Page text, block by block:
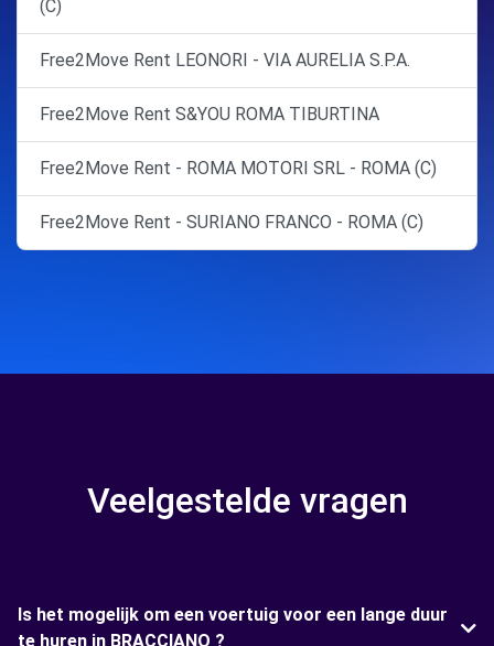
(C)
Free2Move Rent LEONORI - VIA AURELIA S.P.A.
Free2Move Rent S&YOU ROMA TIBURTINA
Free2Move Rent - ROMA MOTORI SRL - ROMA (C)
Free2Move Rent - SURIANO FRANCO - ROMA (C)
Veelgestelde vragen
Is het mogelijk om een voertuig voor een lange duur
te huren in BRACCIANO ?